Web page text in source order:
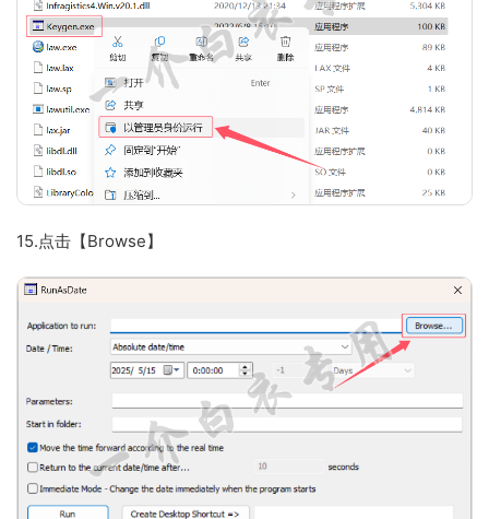
15.点击【Browse】